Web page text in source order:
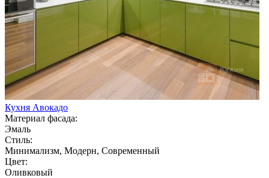
Кухня Авокадо
Материал фасада:
Эмаль
Стиль:
Минимализм, Модерн, Современный
Цвет:
Оливковый